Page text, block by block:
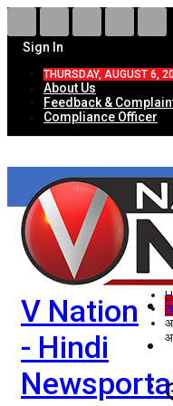
Sign In
THURSDAY, AUGUST 6,
About Us
Feedback &
Compliance Officer
V Nation
- Hindi